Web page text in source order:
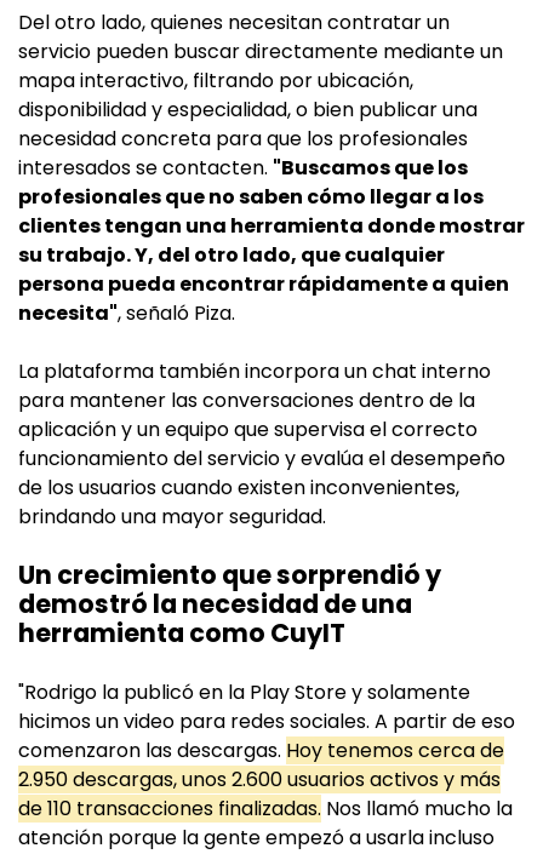
Del otro lado, quienes necesitan contratar un
servicio pueden buscar directamente mediante un
mapa interactivo, filtrando por ubicación,
disponibilidad y especialidad, o bien publicar una
necesidad concreta para que los profesionales
interesados se contacten. "Buscamos que los
profesionales que no saben cómo llegar a los
clientes tengan una herramienta donde mostrar
su trabajo. Y, del otro lado, que cualquier
persona pueda encontrar rápidamente a quien
necesita", señaló Piza.
La plataforma también incorpora un chat interno
para mantener las conversaciones dentro de la
aplicación y un equipo que supervisa el correcto
funcionamiento del servicio y evalúa el desempeño
de los usuarios cuando existen inconvenientes,
brindando una mayor seguridad.
Un crecimiento que sorprendió y
demostró la necesidad de una
herramienta como CuyIT
"Rodrigo la publicó en la Play Store y solamente
hicimos un video para redes sociales. A partir de eso
comenzaron las descargas. Hoy tenemos cerca de
2.950 descargas, unos 2.600 usuarios activos y más
de 110 transacciones finalizadas. Nos llamó mucho la
atención porque la gente empezó a usarla incluso